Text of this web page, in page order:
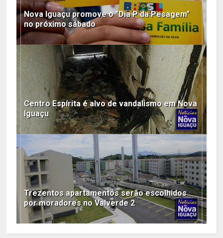
Nova Iguaçu promove o "Dia P da Pesagem"
no próximo sábado
Centro Espírita é alvo de vandalismo em Nova
Iguaçu
Trezentos apartamentos serão escolhidos
por moradores no Valverde 2